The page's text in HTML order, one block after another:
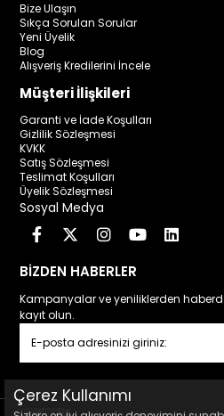
Bize Ulaşın
Sıkça Sorulan Sorular
Yeni Üyelik
Blog
Alışveriş Kredilerini İncele
Müşteri İlişkileri
Garanti ve İade Koşulları
Gizlilik Sözleşmesi
KVKK
Satış Sözleşmesi
Teslimat Koşulları
Üyelik Sözleşmesi
Sosyal Medya
BİZDEN HABERLER
Kampanyalar ve yeniliklerden
kayıt olun.
Çerez Kullanımı